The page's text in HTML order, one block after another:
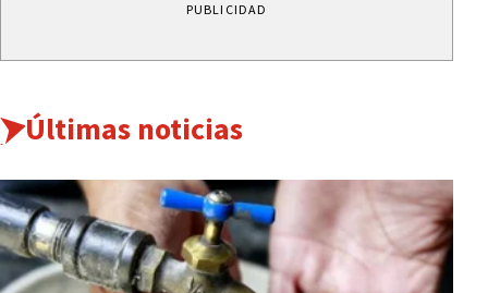
PUBLICIDAD
Últimas noticias